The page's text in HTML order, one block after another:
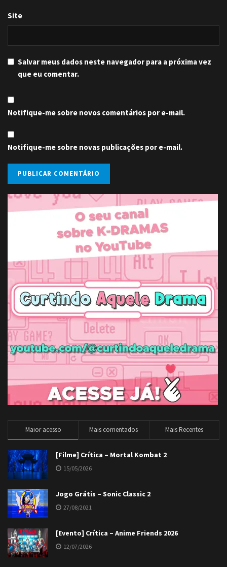
Site
Salvar meus dados neste navegador para a próxima vez
que eu comentar.
Notifique-me sobre novos comentários por e-mail.
Notifique-me sobre novas publicações por e-mail.
Maior acesso Mais comentados Mais Recentes
[Filme] Crítica – Mortal Kombat 2
15/05/2026
Jogo Grátis – Sonic Classic 2
27/08/2021
[Evento] Crítica – Anime Friends 2026
12/07/2026